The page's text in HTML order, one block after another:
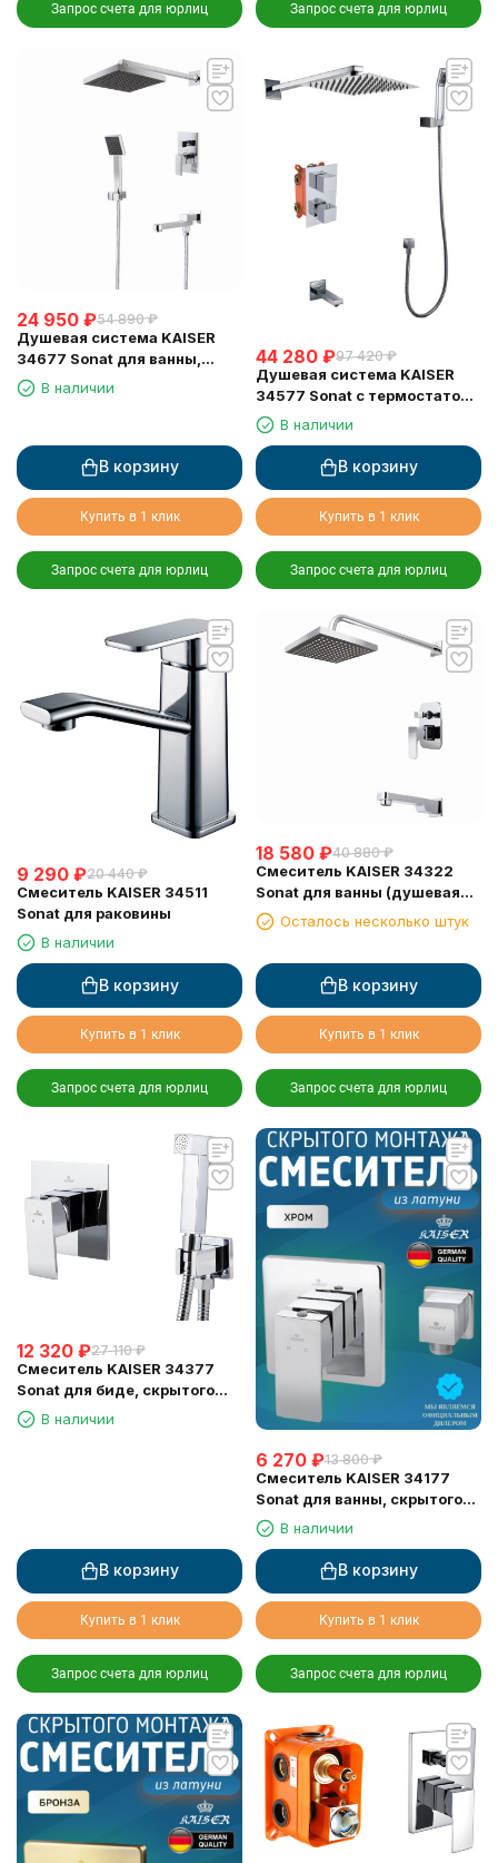
Запрос счета для юрлиц Запрос счета для юрлиц
24 950 ₽54 890 ₽
Душевая система KAISER
34677 Sonat для ванны,
скрытого монтажа
(дивертор 6020)
В наличии
В корзину
Купить в 1 клик
Запрос счета для юрлиц
44 280 ₽97 420 ₽
Душевая система KAISER
34577 Sonat с термостатом
6281, скрытого монтажа
В наличии
В корзину
Купить в 1 клик
Запрос счета для юрлиц
9 290 ₽20 440 ₽
Смеситель KAISER 34511
Sonat для раковины
В наличии
В корзину
Купить в 1 клик
Запрос счета для юрлиц
18 580 ₽40 880 ₽
Смеситель KAISER 34322
Sonat для ванны (душевая
система) скрытого монтажа
Осталось несколько штук
В корзину
Купить в 1 клик
Запрос счета для юрлиц
12 320 ₽27 110 ₽
Смеситель KAISER 34377
Sonat для биде, скрытого
монтажа
В наличии
В корзину
Купить в 1 клик
Запрос счета для юрлиц
6 270 ₽13 800 ₽
Смеситель KAISER 34177
Sonat для ванны, скрытого
монтажа
В наличии
В корзину
Купить в 1 клик
Запрос счета для юрлиц